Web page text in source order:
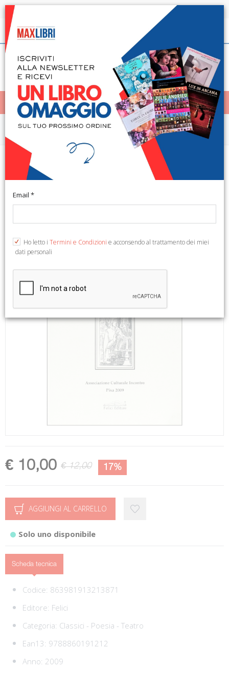
Spedizione in 24h per tutti i libri disponibili
Italiano
< Home
MENÙ
Concorso nazionale di poesia e
prosa Fazio Degli Uberti
€ 10,00 € 12,00 17%
AGGIUNGI AL CARRELLO
Solo uno disponibile
Scheda tecnica
Codice: 863981913213871
Editore: Felici
Categoria: Classici - Poesia - Teatro
Ean13: 9788860191212
Anno: 2009
Email *
Ho letto i Termini e Condizioni e acconsendo al trattamento dei miei
dati personali